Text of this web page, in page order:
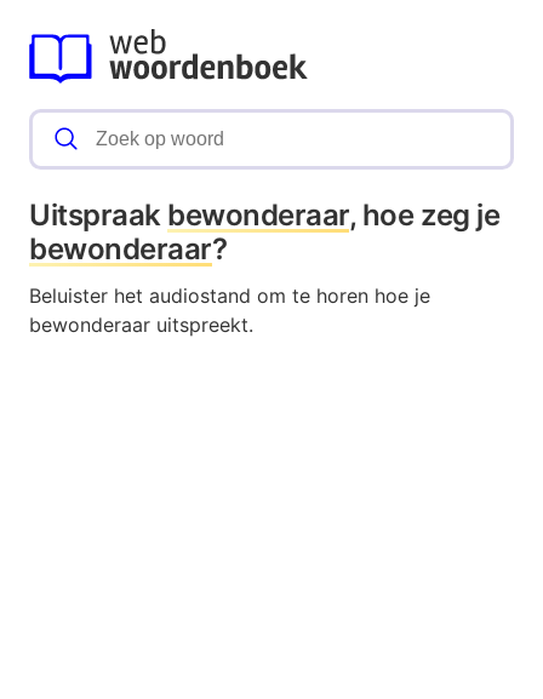
Uitspraak bewonderaar, hoe zeg je
bewonderaar?
Beluister het audiostand om te horen hoe je
bewonderaar uitspreekt.